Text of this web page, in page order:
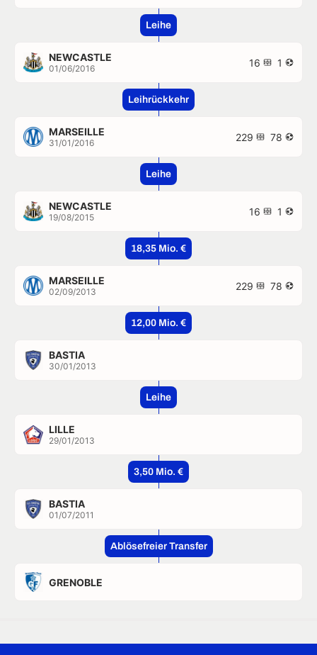
Leihe
NEWCASTLE
01/06/2016 16 1
Leihrückkehr
MARSEILLE
31/01/2016 229 78
Leihe
NEWCASTLE
19/08/2015 16 1
18,35 Mio. €
MARSEILLE
02/09/2013 229 78
12,00 Mio. €
BASTIA
30/01/2013
Leihe
LILLE
29/01/2013
3,50 Mio. €
BASTIA
01/07/2011
Ablösefreier Transfer
GRENOBLE